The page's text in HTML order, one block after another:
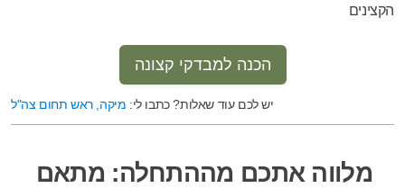
הקצינים
הכנה למבדקי קצונה
יש לכם עוד שאלות? כתבו לי: מיקה, ראש תחום צה"ל
מלווה אתכם מההתחלה: מתאם